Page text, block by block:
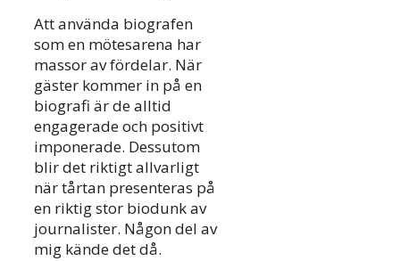
Att använda biografen
som en mötesarena har
massor av fördelar. När
gäster kommer in på en
biografi är de alltid
engagerade och positivt
imponerade. Dessutom
blir det riktigt allvarligt
när tårtan presenteras på
en riktig stor biodunk av
journalister. Någon del av
mig kände det då.